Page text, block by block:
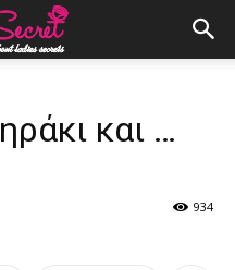
και …
934